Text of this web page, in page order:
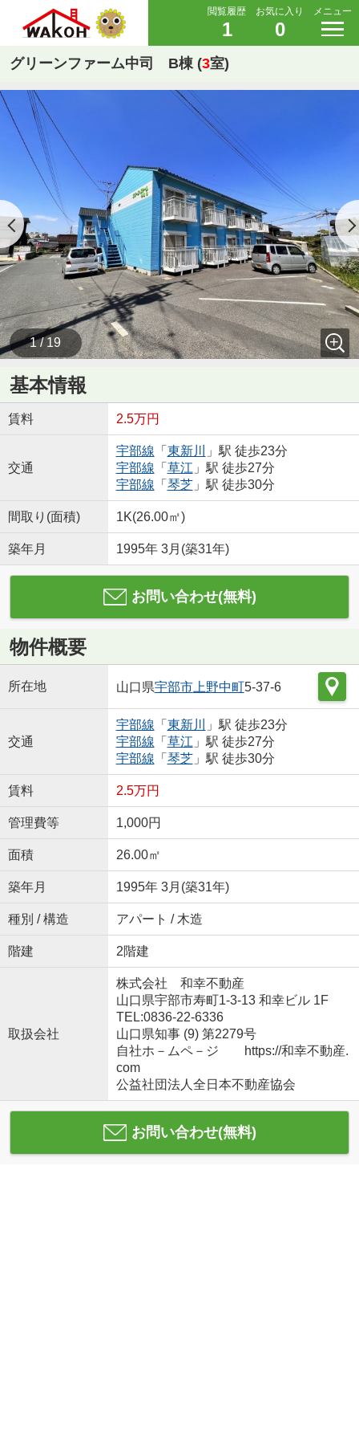
閲覧履歴
1
お気に入り
0
メニュー
グリーンファーム中司 B棟 (3室)
1 / 19
基本情報
賃料 2.5万円
交通
宇部線 「 東新川
」駅 徒歩23分
宇部線 「 草江 」駅 徒歩27分
宇部線 「 琴芝」駅 徒歩30分
間取り(面積) 1K(26.00㎡)
築年月 1995年 3月(築31年)
お問い合わせ(無料)
物件概要
所在地 山口県宇部市上野中町5-37-6
交通
宇部線 「 東新川
」駅 徒歩23分
宇部線 「 草江 」駅 徒歩27分
宇部線 「 琴芝」駅 徒歩30分
賃料 2.5万円
管理費等 1,000円
面積 26.00㎡
築年月 1995年 3月(築31年)
種別 / 構造 アパート / 木造
階建 2階建
取扱会社
株式会社 和幸不動産
山口県宇部市寿町1-3-13 和幸ビル 1F
TEL:0836-22-6336
山口県知事 (9) 第2279号
自社ホ－ムペ－ジ https://和幸不動産.
com
公益社団法人全日本不動産協会
お問い合わせ(無料)